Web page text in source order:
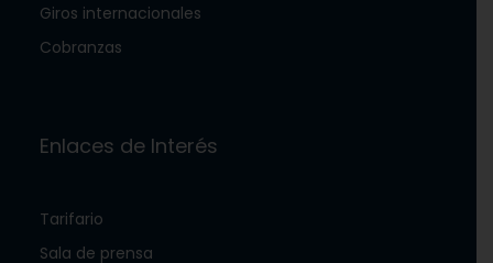
Giros internacionales
Cobranzas
Enlaces de Interés
Tarifario
Sala de prensa